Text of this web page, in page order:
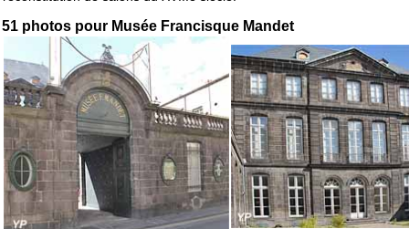
51 photos pour Musée Francisque Mandet